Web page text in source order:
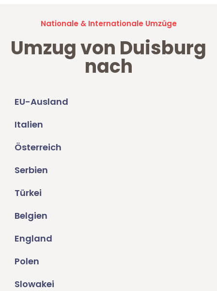
Nationale & Internationale Umzüge
Umzug von Duisburg
nach
EU-Ausland
Italien
Österreich
Serbien
Türkei
Belgien
England
Polen
Slowakei